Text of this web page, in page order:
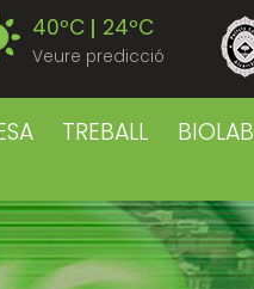
40ºC 24ºC
Veure predicció
39ºC 23ºC
40ºC 23ºC
TREBALL BIOLAB